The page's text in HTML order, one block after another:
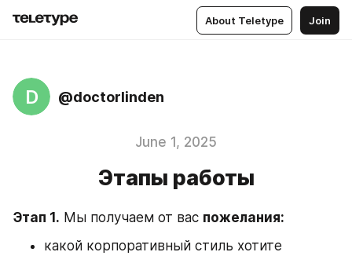
About Teletype Join
D @doctorlinden
June 1, 2025
Этапы работы
Этап 1. Мы получаем от вас пожелания:
какой корпоративный стиль хотите